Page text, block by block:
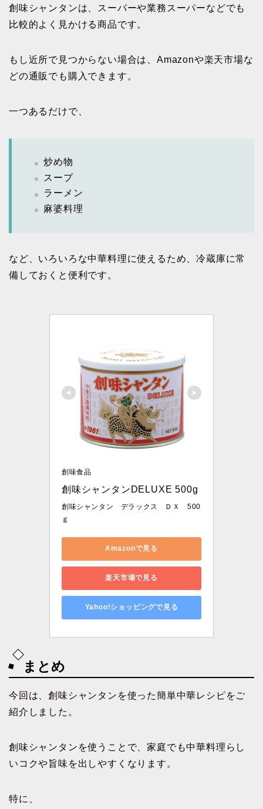
創味シャンタンは、スーパーや業務スーパーなどでも
比較的よく見かける商品です。
もし近所で見つからない場合は、Amazonや楽天市場な
どの通販でも購入できます。
一つあるだけで、
炒め物
スープ
ラーメン
麻婆料理
など、いろいろな中華料理に使えるため、冷蔵庫に常
備しておくと便利です。
創味食品
創味シャンタンDELUXE 500g
創味シャンタン デラックス ＤＸ 500
ｇ
Amazonで見る
楽天市場で見る
Yahoo!ショッピングで見る
まとめ
今回は、創味シャンタンを使った簡単中華レシピをご
紹介しました。
創味シャンタンを使うことで、家庭でも中華料理らし
いコクや旨味を出しやすくなります。
特に、